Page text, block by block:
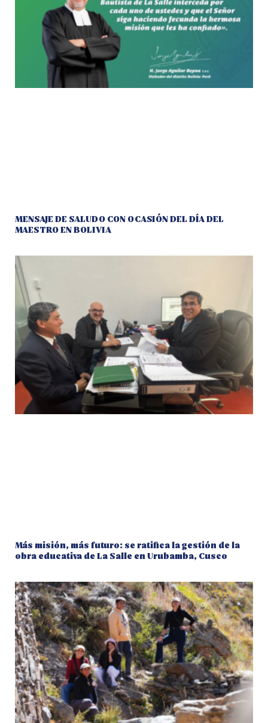
MENSAJE DE SALUDO CON OCASIÓN DEL DÍA DEL
MAESTRO EN BOLIVIA
Más misión, más futuro: se ratifica la gestión de la
obra educativa de La Salle en Urubamba, Cusco